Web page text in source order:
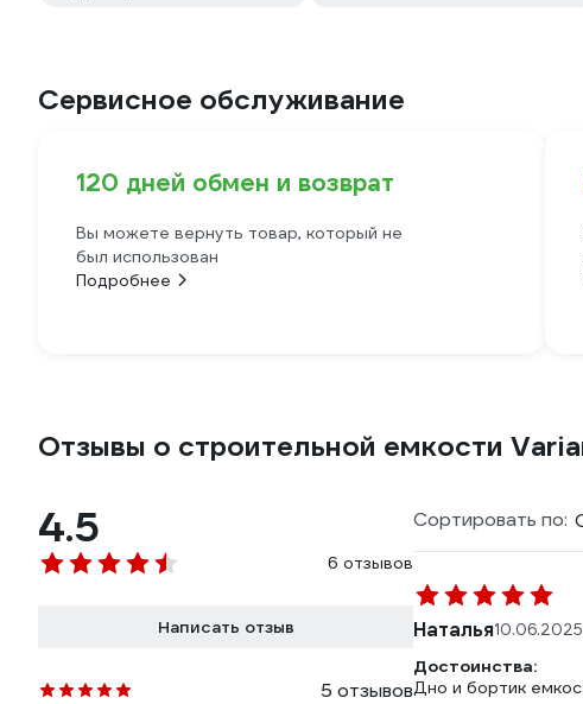
Сервисное обслуживание
120 дней обмен и возврат
Вы можете вернуть товар, который не
был использован
Подробнее
Отзывы о строительной емкости
4.5
6 отзывов
Написать отзыв
5 отзывов
Сортировать по:
Наталья10.06.2025
Достоинства:
Дно и бортик